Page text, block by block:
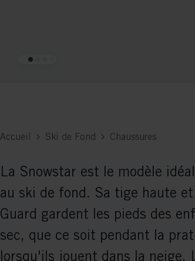
Accueil Ski de Fond Chaussures
La Snowstar est le modèle
au ski de fond. Sa tige haute
Guard gardent les pieds des
sec, que ce soit pendant la
lorsqu'ils jouent dans la neige.